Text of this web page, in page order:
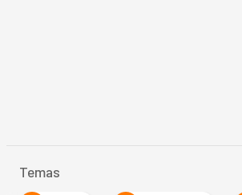
Temas